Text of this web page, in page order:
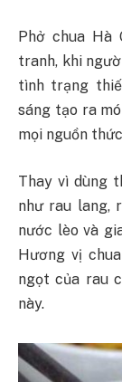
Phở chua
tranh, khi
tình trạng
sáng tạo ra
mọi nguồn
Thay vì dùng
như rau lang,
nước lèo và
Hương vị
ngọt của rau
này.